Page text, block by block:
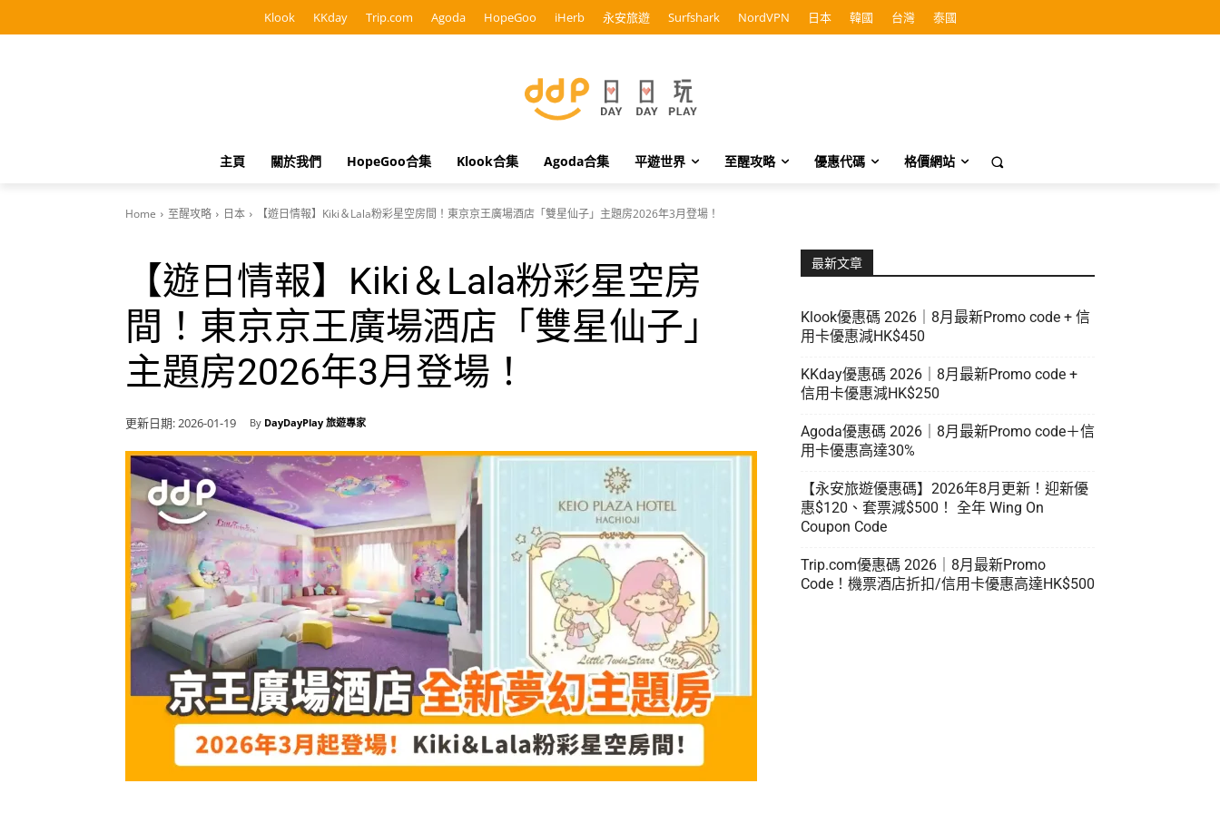
Klook KKday Trip.com Agoda HopeGoo iHerb 永安旅遊 Surfshark NordVPN 日本 韓國 台灣 泰國
主頁 關於我們 HopeGoo合集 Klook合集 Agoda合集 平遊世界 至醒攻略 優惠代碼 格價網站
Home 至醒攻略 日本 【遊日情報】Kiki＆Lala粉彩星空房間！東京京王廣場酒店「雙星仙子」主題房2026年3月登場！
【遊日情報】Kiki＆Lala粉彩星空房
間！東京京王廣場酒店「雙星仙子」
主題房2026年3月登場！
更新日期:2026-01-19 By DayDayPlay 旅遊專家
最新文章
Klook優惠碼 2026｜8月最新Promo code + 信
用卡優惠減HK$450
KKday優惠碼 2026｜8月最新Promo code +
信用卡優惠減HK$250
Agoda優惠碼 2026｜8月最新Promo code＋信
用卡優惠高達30%
【永安旅遊優惠碼】2026年8月更新！迎新優
惠$120、套票減$500！ 全年 Wing On
Coupon Code
Trip.com優惠碼 2026｜8月最新Promo
Code！機票酒店折扣/信用卡優惠高達HK$500